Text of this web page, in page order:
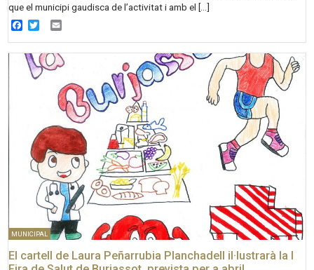
que el municipi gaudisca de l’activitat i amb el […]
Facebook
Twitter
MUNICIPAL
El cartell de Laura Peñarrubia Planchadell il·lustrarà la I